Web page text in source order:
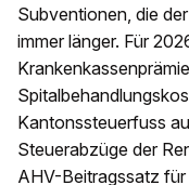
Subventionen, die
immer länger. Für
Kantonssteuerfuss
Steuerabzüge der
AHV-Beitragssatz